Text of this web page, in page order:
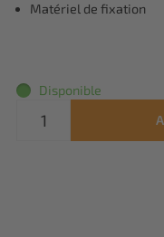
Matériel de fixation
Disponible